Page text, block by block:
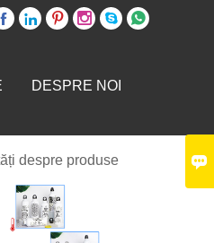
     
DESPRE NOI
despre produse 